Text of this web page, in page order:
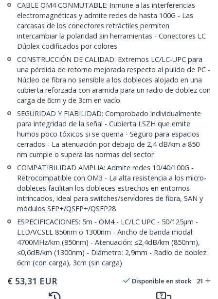
CABLE OM4 CONMUTABLE: Inmune a las interferencias
electromagnéticas y admite redes de hasta 100G - Las
carcasas de los conectores retráctiles permiten
intercambiar la polaridad sin herramientas - Conectores LC
Dúplex codificados por colores
CONSTRUCCIÓN DE CALIDAD: Extremos LC/LC-UPC para
una pérdida de retorno mejorada respecto al pulido de PC -
Núcleo de fibra no sensible a los dobleces alojado en una
cubierta reforzada con aramida para un radio de doblez con
carga de 6cm y de 3cm en vacío
SEGURIDAD Y FIABILIDAD: Comprobado individualmente
para integridad de la señal - Cubierta LSZH que emite
humos poco tóxicos si se quema - Seguro para espacios
cerrados - La atenuación por debajo de 2,4 dB/km a 850
nm cumple o supera las normas del sector
COMPATIBILIDAD AMPLIA: Admite redes 10/40/100G -
Retrocompatible con OM3 - La alta resistencia a los micro-
dobleces facilitan los dobleces estrechos en entornos
intrincados, ideal para switches/servidores de fibra, SAN y
módulos SFP+/QSFP+/QSFP28
ESPECIFICACIONES: 5m - OM4 - LC/LC UPC - 50/125µm -
LED/VCSEL 850nm o 1300nm - Ancho de banda modal:
4700MHz/km (850nm) - Atenuación: ≤2,4dB/km (850nm),
≤0,6dB/km (1300nm) - Diámetro: 2,9mm - Radio de doblez:
6cm (con carga), 3cm (sin carga)
€ 53,31 EUR Disponible en stock 21